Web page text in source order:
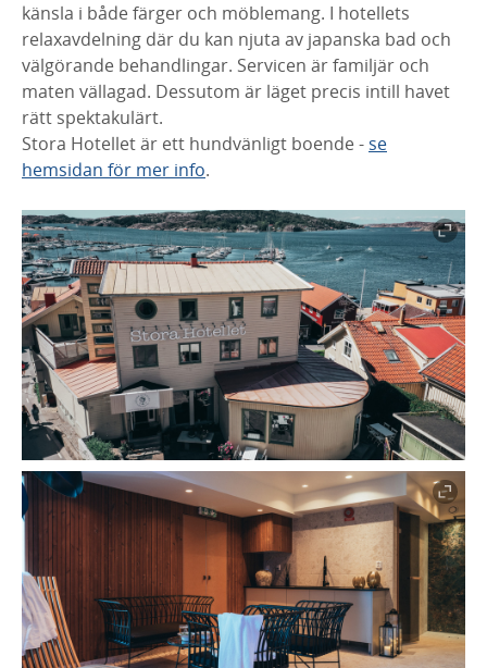
känsla i både färger och möblemang. I hotellets
relaxavdelning där du kan njuta av japanska bad och
välgörande behandlingar. Servicen är familjär och
maten vällagad. Dessutom är läget precis intill havet
rätt spektakulärt.
Stora Hotellet är ett hundvänligt boende - se
hemsidan för mer info.